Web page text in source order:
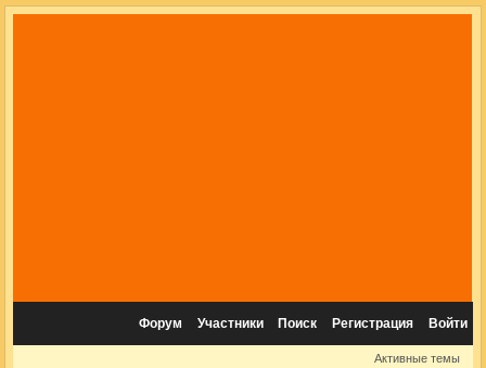
Форум Участники Поиск Регистрация Войти
Активные темы